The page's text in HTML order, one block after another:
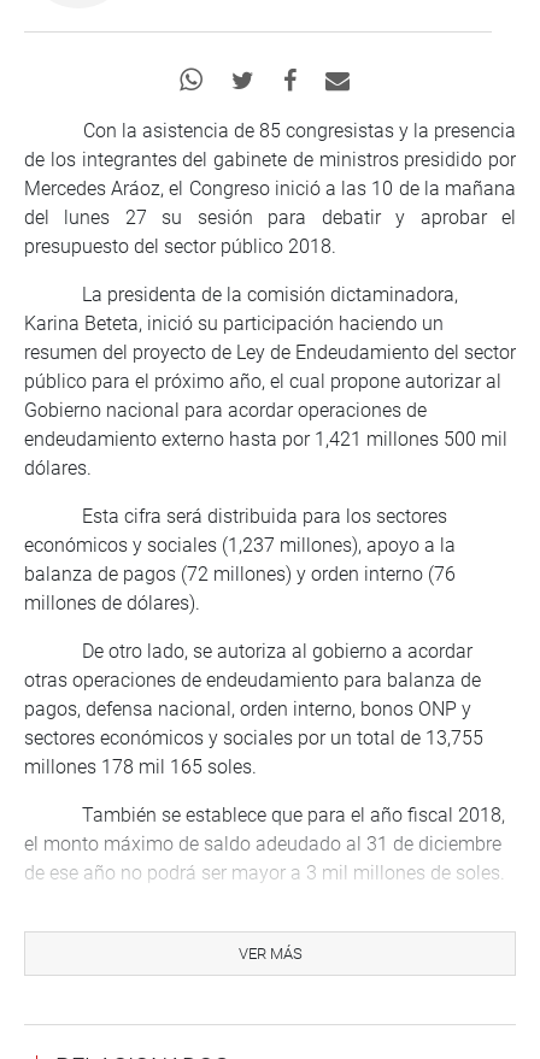
Con la asistencia de 85 congresistas y la presencia
de los integrantes del gabinete de ministros presidido por
Mercedes Aráoz, el Congreso inició a las 10 de la mañana
del lunes 27 su sesión para debatir y aprobar el
presupuesto del sector público 2018.
La presidenta de la comisión dictaminadora,
Karina Beteta, inició su participación haciendo un
resumen del proyecto de Ley de Endeudamiento del sector
público para el próximo año, el cual propone autorizar al
Gobierno nacional para acordar operaciones de
endeudamiento externo hasta por 1,421 millones 500 mil
dólares.
Esta cifra será distribuida para los sectores
económicos y sociales (1,237 millones), apoyo a la
balanza de pagos (72 millones) y orden interno (76
millones de dólares).
De otro lado, se autoriza al gobierno a acordar
otras operaciones de endeudamiento para balanza de
pagos, defensa nacional, orden interno, bonos ONP y
sectores económicos y sociales por un total de 13,755
millones 178 mil 165 soles.
También se establece que para el año fiscal 2018,
el monto máximo de saldo adeudado al 31 de diciembre
de ese año no podrá ser mayor a 3 mil millones de soles.
Inmediatamente después, la presidenta de la
proyecto de Ley de Equilibrio Financiero del presupuesto
VER MÁS